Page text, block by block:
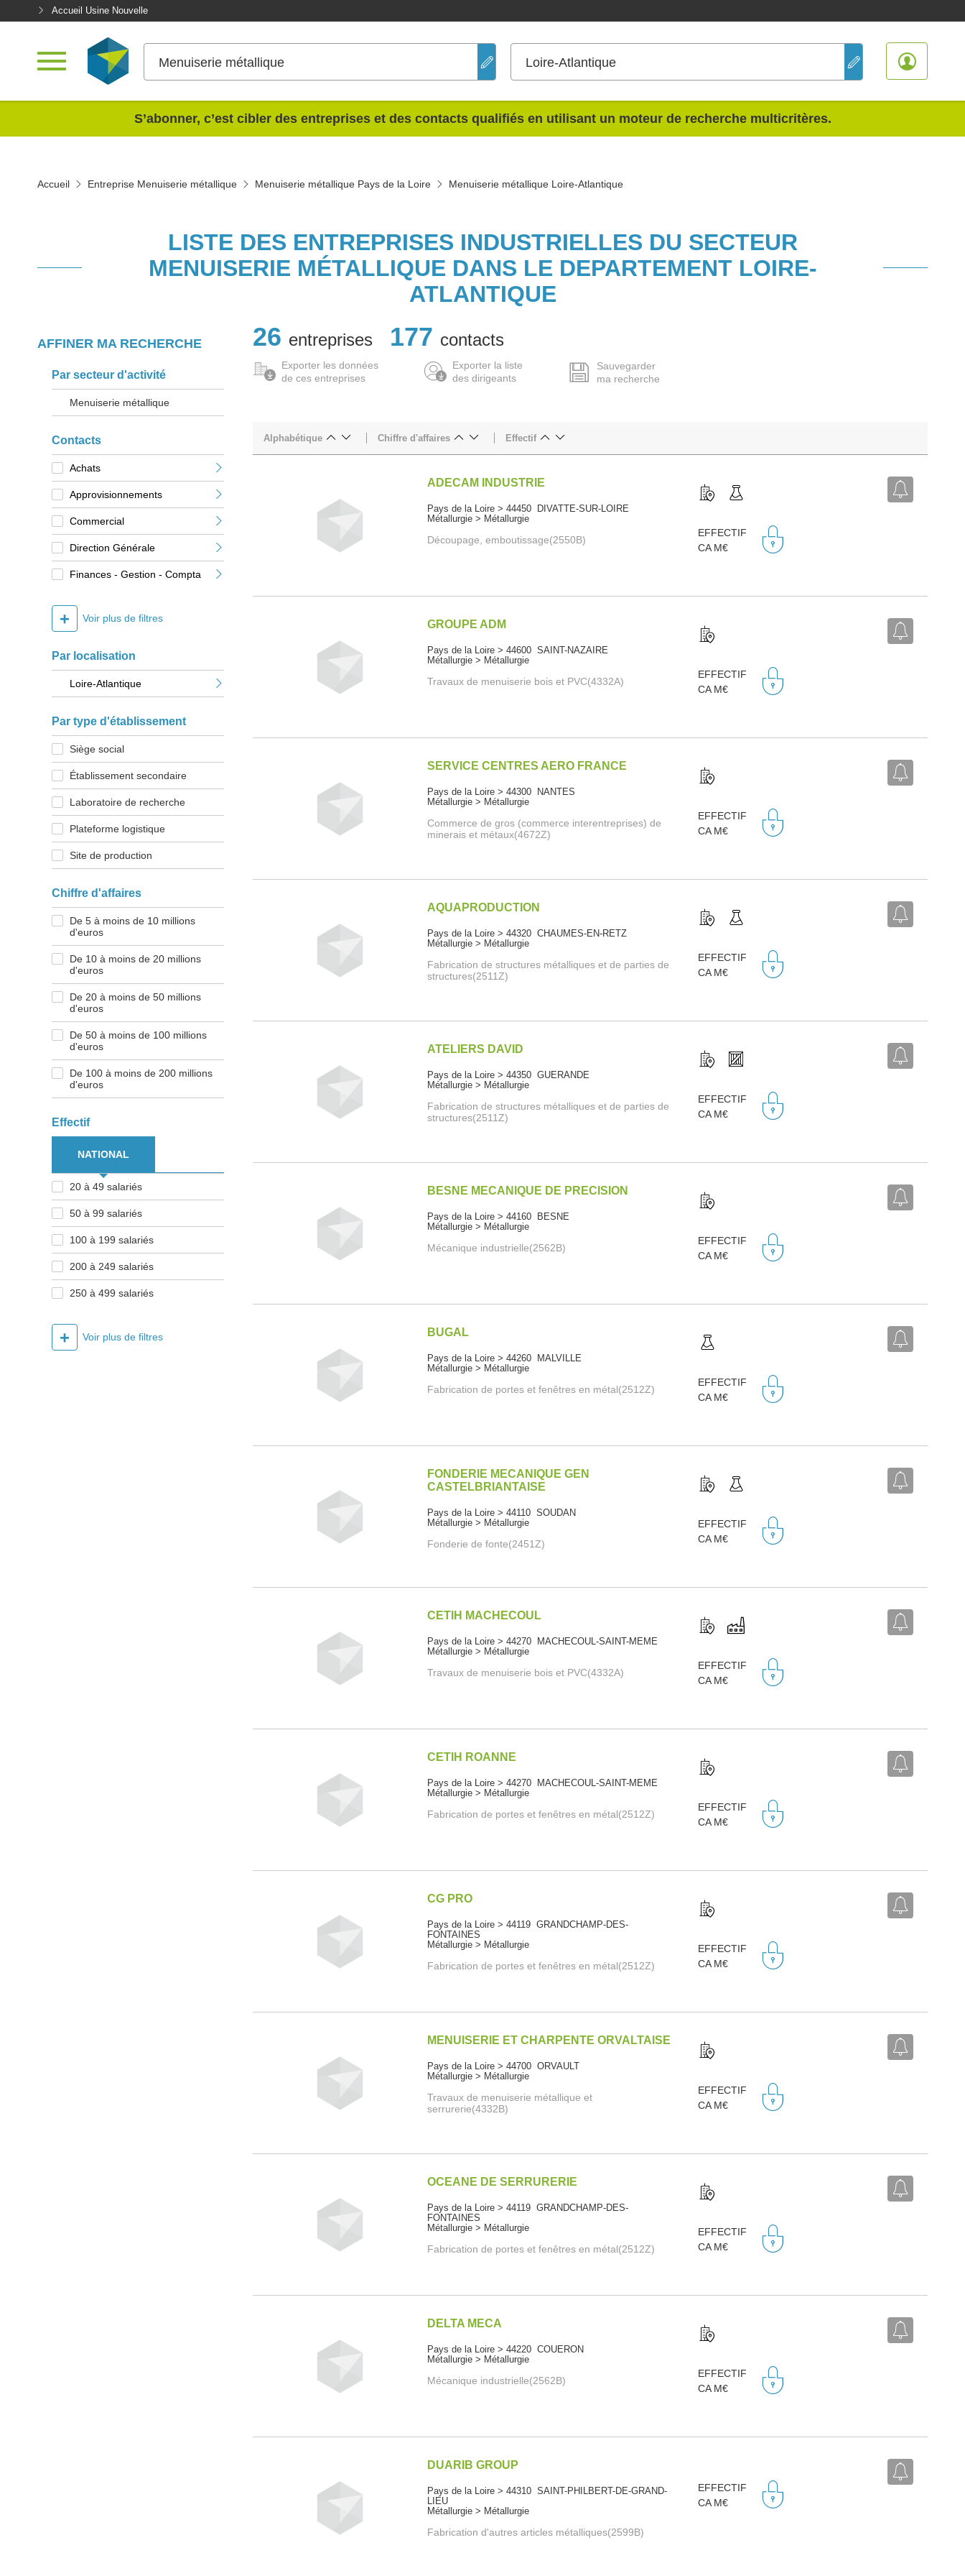
Accueil Usine Nouvelle
Menuiserie métallique Loire-Atlantique
S’abonner, c’est cibler des entreprises et des contacts qualifiés en utilisant un moteur de recherche multicritères.
Accueil Entreprise Menuiserie métallique Menuiserie métallique Pays de la Loire Menuiserie métallique Loire-Atlantique
LISTE DES ENTREPRISES INDUSTRIELLES DU SECTEUR
MENUISERIE MÉTALLIQUE DANS LE DEPARTEMENT LOIRE-
ATLANTIQUE
AFFINER MA RECHERCHE
Par secteur d'activité
Menuiserie métallique
Contacts
Achats
Approvisionnements
Commercial
Direction Générale
Finances - Gestion - Compta
+ Voir plus de filtres
Par localisation
Loire-Atlantique
Par type d'établissement
Siège social
Établissement secondaire
Laboratoire de recherche
Plateforme logistique
Site de production
Chiffre d'affaires
De 5 à moins de 10 millions
d'euros
De 10 à moins de 20 millions
d'euros
De 20 à moins de 50 millions
d'euros
De 50 à moins de 100 millions
d'euros
De 100 à moins de 200 millions
d'euros
Effectif
NATIONAL
20 à 49 salariés
50 à 99 salariés
100 à 199 salariés
200 à 249 salariés
250 à 499 salariés
+ Voir plus de filtres
26 entreprises 177 contacts
Exporter les données
de ces entreprises
Exporter la liste
des dirigeants
Sauvegarder
ma recherche
Alphabétique Chiffre d'affaires Effectif
ADECAM INDUSTRIE
Pays de la Loire > 44450 DIVATTE-SUR-LOIRE
Métallurgie > Métallurgie
Découpage, emboutissage(2550B)
EFFECTIF
CA M€
GROUPE ADM
Pays de la Loire > 44600 SAINT-NAZAIRE
Métallurgie > Métallurgie
Travaux de menuiserie bois et PVC(4332A)
EFFECTIF
CA M€
SERVICE CENTRES AERO FRANCE
Pays de la Loire > 44300 NANTES
Métallurgie > Métallurgie
Commerce de gros (commerce interentreprises) de
minerais et métaux(4672Z)
EFFECTIF
CA M€
AQUAPRODUCTION
Pays de la Loire > 44320 CHAUMES-EN-RETZ
Métallurgie > Métallurgie
Fabrication de structures métalliques et de parties de
structures(2511Z)
EFFECTIF
CA M€
ATELIERS DAVID
Pays de la Loire > 44350 GUERANDE
Métallurgie > Métallurgie
Fabrication de structures métalliques et de parties de
structures(2511Z)
EFFECTIF
CA M€
BESNE MECANIQUE DE PRECISION
Pays de la Loire > 44160 BESNE
Métallurgie > Métallurgie
Mécanique industrielle(2562B)
EFFECTIF
CA M€
BUGAL
Pays de la Loire > 44260 MALVILLE
Métallurgie > Métallurgie
Fabrication de portes et fenêtres en métal(2512Z)
EFFECTIF
CA M€
FONDERIE MECANIQUE GEN
CASTELBRIANTAISE
Pays de la Loire > 44110 SOUDAN
Métallurgie > Métallurgie
Fonderie de fonte(2451Z)
EFFECTIF
CA M€
CETIH MACHECOUL
Pays de la Loire > 44270 MACHECOUL-SAINT-MEME
Métallurgie > Métallurgie
Travaux de menuiserie bois et PVC(4332A)
EFFECTIF
CA M€
CETIH ROANNE
Pays de la Loire > 44270 MACHECOUL-SAINT-MEME
Métallurgie > Métallurgie
Fabrication de portes et fenêtres en métal(2512Z)
EFFECTIF
CA M€
CG PRO
Pays de la Loire > 44119 GRANDCHAMP-DES-
FONTAINES
Métallurgie > Métallurgie
Fabrication de portes et fenêtres en métal(2512Z)
EFFECTIF
CA M€
MENUISERIE ET CHARPENTE ORVALTAISE
Pays de la Loire > 44700 ORVAULT
Métallurgie > Métallurgie
Travaux de menuiserie métallique et
serrurerie(4332B)
EFFECTIF
CA M€
OCEANE DE SERRURERIE
Pays de la Loire > 44119 GRANDCHAMP-DES-
FONTAINES
Métallurgie > Métallurgie
Fabrication de portes et fenêtres en métal(2512Z)
EFFECTIF
CA M€
DELTA MECA
Pays de la Loire > 44220 COUERON
Métallurgie > Métallurgie
Mécanique industrielle(2562B)
EFFECTIF
CA M€
DUARIB GROUP
Pays de la Loire > 44310 SAINT-PHILBERT-DE-GRAND-
LIEU
Métallurgie > Métallurgie
Fabrication d'autres articles métalliques(2599B)
EFFECTIF
CA M€